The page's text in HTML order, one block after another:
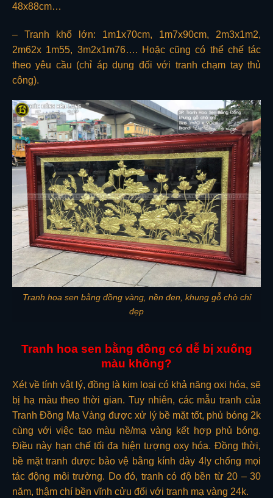
48x88cm…
– Tranh khổ lớn: 1m1x70cm, 1m7x90cm, 2m3x1m2,
2m62x 1m55, 3m2x1m76…. Hoặc cũng có thể chế tác
theo yêu cầu (chỉ áp dụng đối với tranh chạm tay thủ
công).
Tranh hoa sen bằng đồng vàng, nền đen, khung gỗ chò chỉ
đẹp
Tranh hoa sen bằng đồng có dễ bị xuống
màu không?
Xét về tính vật lý, đồng là kim loại có khả năng oxi hóa, sẽ
bị hạ màu theo thời gian. Tuy nhiên, các mẫu tranh của
Tranh Đồng Mạ Vàng được xử lý bề mặt tốt, phủ bóng 2k
cùng với việc tạo màu nề/mạ vàng kết hợp phủ bóng.
Điều này hạn chế tối đa hiện tượng oxy hóa. Đồng thời,
bề mặt tranh được bảo vệ bằng kính dày 4ly chống mọi
tác động môi trường. Do đó, tranh có độ bền từ 20 – 30
năm, thậm chí bền vĩnh cửu đối với tranh mạ vàng 24k.